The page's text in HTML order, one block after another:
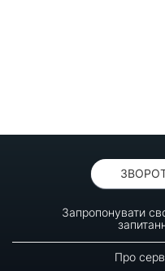
Запропонувати
Про